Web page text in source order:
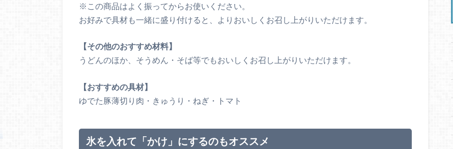
※この商品はよく振ってからお使いください。
お好みで具材も一緒に盛り付けると、よりおいしくお召し上がりいただけます。
【その他のおすすめ材料】
うどんのほか、そうめん・そば等でもおいしくお召し上がりいただけます。
【おすすめの具材】
ゆでた豚薄切り肉・きゅうり・ねぎ・トマト
氷を入れて「かけ」にするのもオススメ